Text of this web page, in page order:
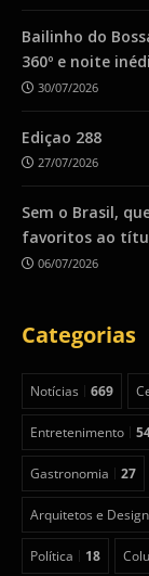
Bailinho do
360º e noite
30/07/2026
Ediçao 288
27/07/2026
Sem o Brasil,
favoritos ao
06/07/2026
Categorias
Notícias 669
Entretenimento
Gastronomia 27
Arquitetos e
Política 18